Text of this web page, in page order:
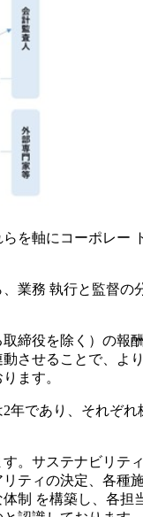
を軸にコーポレー
業務 執行と監督の
締役を除く）の報
させることで、よ
ます。
であり、それぞ
。サステナビリテ
ティの決定、各種
制 を構築し、各担